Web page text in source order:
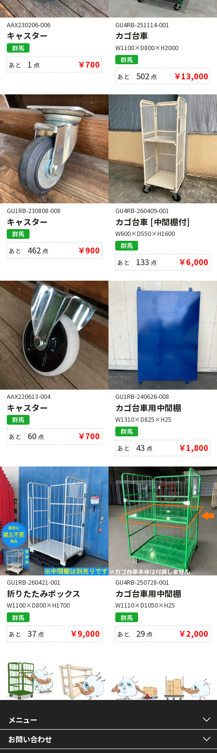
AAX230206-006
キャスター
群馬
あと 1 点 ￥700
GU4RB-251114-001
カゴ台車
W1100×D800×H2000
群馬
あと 502 点 ￥13,000
GU1RB-230808-008
キャスター
群馬
あと462 点 ￥900
GU4RB-260409-001
カゴ台車 [中間棚付]
W600×D550×H1600
群馬
あと 133 点 ￥6,000
AAX220613-004
キャスター
群馬
あと 60 点 ￥700
GU1RB-240626-008
カゴ台車用中間棚
W1310×D825×H25
群馬
あと43 点 ￥1,800
GU1RB-260421-001
折りたたみボックス
W1100×D800×H1700
群馬
あと37 点 ￥9,000
GU4RB-250728-001
カゴ台車用中間棚
W1110×D1050×H25
群馬
あと 29 点 ￥2,000
メニュー
お問い合わせ